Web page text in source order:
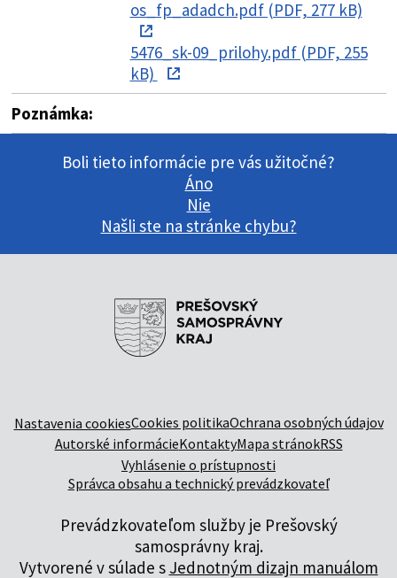
os_fp_adadch.pdf (PDF, 277 kB)
5476_sk-09_prilohy.pdf (PDF, 255
kB)
Poznámka:
Boli tieto informácie pre vás užitočné?
Áno
Nie
Našli ste na stránke chybu?
Nastavenia cookiesCookies politikaOchrana osobných údajov
Autorské informácieKontaktyMapa stránokRSS
Vyhlásenie o prístupnosti
Správca obsahu a technický prevádzkovateľ
Prevádzkovateľom služby je Prešovský
samosprávny kraj.
Vytvorené v súlade s Jednotným dizajn manuálom